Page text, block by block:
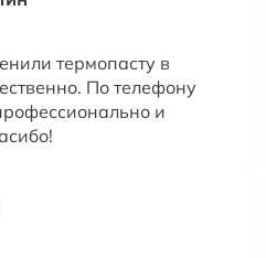
термопасту в
По телефону
и